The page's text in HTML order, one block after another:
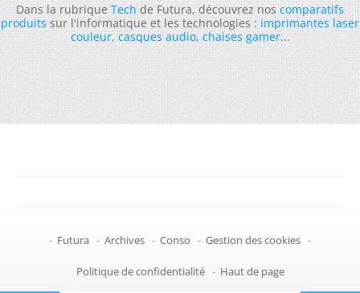
Dans la rubriqueTechde Futura, découvrez noscomparatifs
produitssur l'informatique et les technologies :imprimantes laser
couleur,casques audio,chaises gamer...
- Futura - Archives - Conso - Gestion des cookies -
Politique de confidentialité - Haut de page